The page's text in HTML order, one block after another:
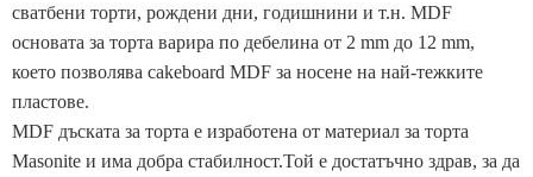
сватбени торти, рождени дни, годишнини и т.н. MDF
основата за торта варира по дебелина от 2 mm до 12 mm,
което позволява cakeboard MDF за носене на най-тежките
пластове.
MDF дъската за торта е изработена от материал за торта
Masonite и има добра стабилност.Той е достатъчно здрав, за да